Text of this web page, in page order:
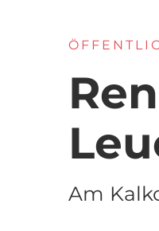
Am